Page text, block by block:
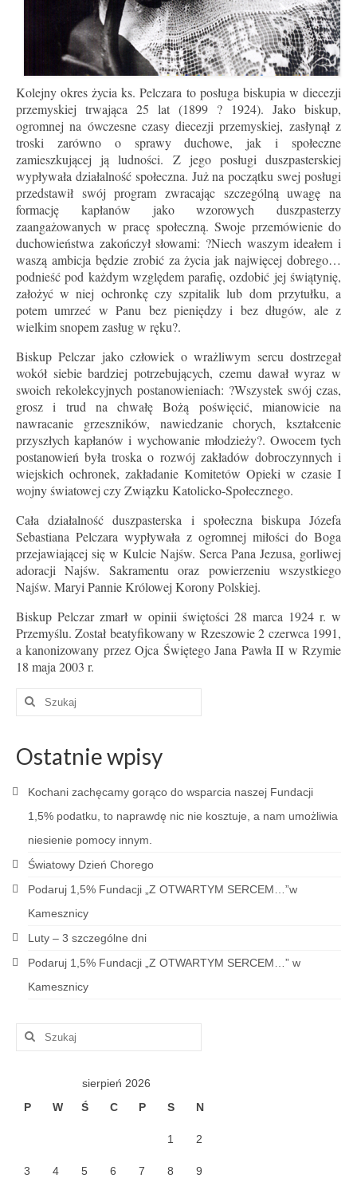
Kolejny okres życia ks. Pelczara to posługa biskupia w diecezji
przemyskiej trwająca 25 lat (1899 ? 1924). Jako biskup,
ogromnej na ówczesne czasy diecezji przemyskiej, zasłynął z
troski zarówno o sprawy duchowe, jak i społeczne
zamieszkującej ją ludności. Z jego posługi duszpasterskiej
wypływała działalność społeczna. Już na początku swej posługi
przedstawił swój program zwracając szczególną uwagę na
formację kapłanów jako wzorowych duszpasterzy
zaangażowanych w pracę społeczną. Swoje przemówienie do
duchowieństwa zakończył słowami: ?Niech waszym ideałem i
waszą ambicja będzie zrobić za życia jak najwięcej dobrego…
podnieść pod każdym względem parafię, ozdobić jej świątynię,
założyć w niej ochronkę czy szpitalik lub dom przytułku, a
potem umrzeć w Panu bez pieniędzy i bez długów, ale z
wielkim snopem zasług w ręku?.
Biskup Pelczar jako człowiek o wrażliwym sercu dostrzegał
wokół siebie bardziej potrzebujących, czemu dawał wyraz w
swoich rekolekcyjnych postanowieniach: ?Wszystek swój czas,
grosz i trud na chwałę Bożą poświęcić, mianowicie na
nawracanie grzeszników, nawiedzanie chorych, kształcenie
przyszłych kapłanów i wychowanie młodzieży?. Owocem tych
postanowień była troska o rozwój zakładów dobroczynnych i
wiejskich ochronek, zakładanie Komitetów Opieki w czasie I
wojny światowej czy Związku Katolicko-Społecznego.
Cała działalność duszpasterska i społeczna biskupa Józefa
Sebastiana Pelczara wypływała z ogromnej miłości do Boga
przejawiającej się w Kulcie Najśw. Serca Pana Jezusa, gorliwej
adoracji Najśw. Sakramentu oraz powierzeniu wszystkiego
Najśw. Maryi Pannie Królowej Korony Polskiej.
Biskup Pelczar zmarł w opinii świętości 28 marca 1924 r. w
Przemyślu. Został beatyfikowany w Rzeszowie 2 czerwca 1991,
a kanonizowany przez Ojca Świętego Jana Pawła II w Rzymie
18 maja 2003 r.
Szuklaj
Ostatnie wpisy
Kochani zachęcamy gorąco do wsparcia naszej Fundacji
1,5% podatku, to naprawdę nic nie kosztuje, a nam umożliwia
niesienie pomocy innym.
Światowy Dzień Chorego
Podaruj 1,5% Fundacji „Z OTWARTYM SERCEM…”w
Kamesznicy
Luty – 3 szczególne dni
Podaruj 1,5% Fundacji „Z OTWARTYM SERCEM…” w
Kamesznicy
Szuklaj
sierpień 2026
P
W Ś C P S N
1 2
3 4 5 6 7 8 9